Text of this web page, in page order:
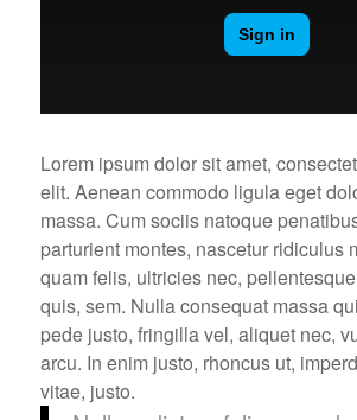
Lorem ipsum dolor sit amet,
elit. Aenean commodo ligula eget
massa. Cum sociis natoque
parturient montes, nascetur ridiculus
quam felis, ultricies nec,
quis, sem. Nulla consequat massa
pede justo, fringilla vel, aliquet nec,
arcu. In enim justo, rhoncus ut,
vitae, justo.